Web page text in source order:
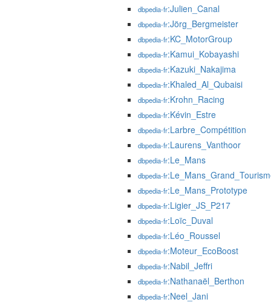
dbpedia-fr:Julien_Canal
dbpedia-fr:Jörg_Bergmeister
dbpedia-fr:KC_MotorGroup
dbpedia-fr:Kamui_Kobayashi
dbpedia-fr:Kazuki_Nakajima
dbpedia-fr:Khaled_Al_Qubaisi
dbpedia-fr:Krohn_Racing
dbpedia-fr:Kévin_Estre
dbpedia-fr:Larbre_Compétition
dbpedia-fr:Laurens_Vanthoor
dbpedia-fr:Le_Mans
dbpedia-fr
dbpedia-fr:Le_Mans_Prototype
dbpedia-fr:Ligier_JS_P217
dbpedia-fr:Loïc_Duval
dbpedia-fr:Léo_Roussel
dbpedia-fr:Moteur_EcoBoost
dbpedia-fr:Nabil_Jeffri
dbpedia-fr:Nathanaël_Berthon
dbpedia-fr:Neel_Jani